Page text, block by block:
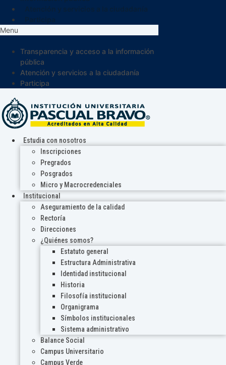
Menu
Transparencia y acceso a la información
pública
Atención y servicios a la ciudadanía
Participa
Estudia con nosotros
Inscripciones
Pregrados
Posgrados
Micro y Macrocredenciales
Institucional
Aseguramiento de la calidad
Rectoría
Direcciones
¿Quiénes somos?
Estatuto general
Estructura Administrativa
Identidad institucional
Historia
Filosofía institucional
Organigrama
Símbolos institucionales
Sistema administrativo
Balance Social
Campus Universitario
Campus Verde